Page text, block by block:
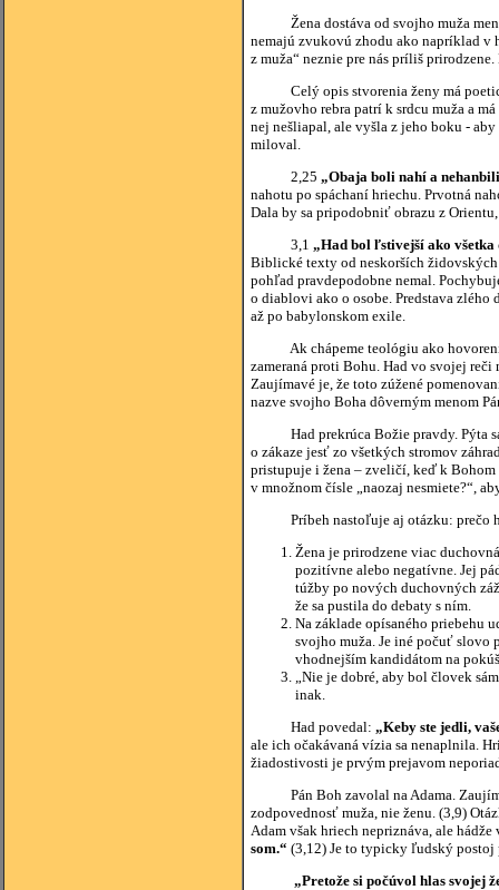
Žena dostáva od svojho muža
nemajú zvukovú zhodu ako napríklad v
z muža“ neznie pre nás príliš
Celý opis stvorenia ženy má
z mužovho rebra patrí k srdcu muža a
nej nešliapal, ale vyšla z jeho boku -
miloval.
2,25 „Obaja boli nahí a
nahotu po spáchaní hriechu. Prvotná
Dala by sa pripodobniť obrazu z
3,1 „Had bol ľstivejší ako všetka
Biblické texty od neskorších
pohľad pravdepodobne nemal.
o diablovi ako o osobe. Predstava
až po babylonskom exile.
Ak chápeme teológiu ako hovorenie
zameraná proti Bohu. Had vo svojej
Zaujímavé je, že toto zúžené
nazve svojho Boha dôverným menom
Had prekrúca Božie pravdy. Pýta
o zákaze jesť zo všetkých stromov
pristupuje i žena – zveličí, keď k Bohom
v množnom čísle „naozaj nesmiete?“,
Príbeh nastoľuje aj otázku: prečo
Žena je prirodzene viac
pozitívne alebo negatívne. Jej
túžby po nových duchovných
že sa pustila do debaty s ním.
Na základe opísaného priebehu
svojho muža. Je iné počuť slovo
vhodnejším kandidátom na
„Nie je dobré, aby bol človek
inak.
Had povedal: „Keby ste jedli,
ale ich očakávaná vízia sa nenaplnila.
žiadostivosti je prvým prejavom
Pán Boh zavolal na Adama.
zodpovednosť muža, nie ženu. (3,9)
Adam však hriech nepriznáva, ale
som.“ (3,12) Je to typicky ľudský
„Pretože si počúvol hlas svojej